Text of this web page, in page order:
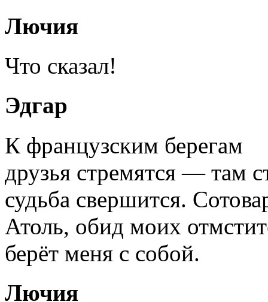
Лючия
Что сказал!
Эдгар
К французским берегам
друзья стремятся — там
судьба свершится.
Атоль, обид моих
берёт меня с собой.
Лючия